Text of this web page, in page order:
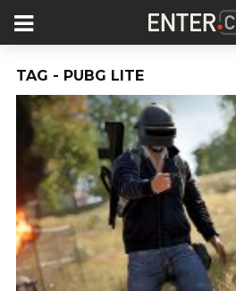
TAG - PUBG LITE